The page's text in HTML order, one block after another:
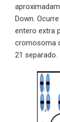
Down.
entero extra
cromosoma
21 separado.